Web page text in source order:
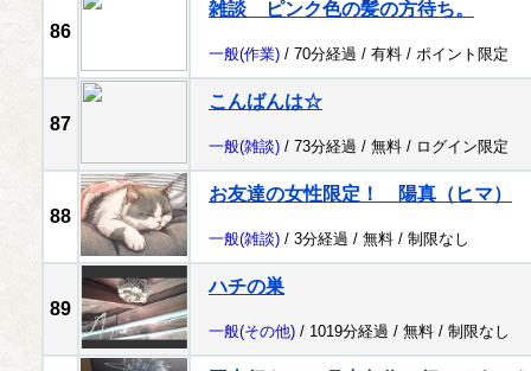
86
雑談 ピンク色の髪の方待ち。
一般(作業) / 70分経過 / 有料 / ポイント限定
87
こんばんは☆
一般(雑談) / 73分経過 / 無料 / ログイン限定
88
お友達の女性限定！ 陽真（ヒマ）
一般(雑談) / 3分経過 / 無料 / 制限なし
89
ハチの巣
一般(その他) / 1019分経過 / 無料 / 制限なし